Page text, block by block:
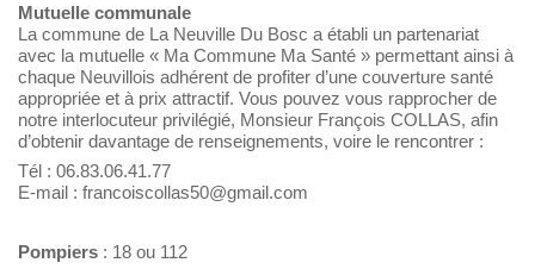
Mutuelle communale
La commune de La Neuville Du Bosc a établi un partenariat
avec la mutuelle « Ma Commune Ma Santé » permettant ainsi à
chaque Neuvillois adhérent de profiter d’une couverture santé
appropriée et à prix attractif. Vous pouvez vous rapprocher de
notre interlocuteur privilégié, Monsieur François COLLAS, afin
d’obtenir davantage de renseignements, voire le rencontrer :
Tél : 06.83.06.41.77
E-mail : francoiscollas50@gmail.com
Pompiers : 18 ou 112